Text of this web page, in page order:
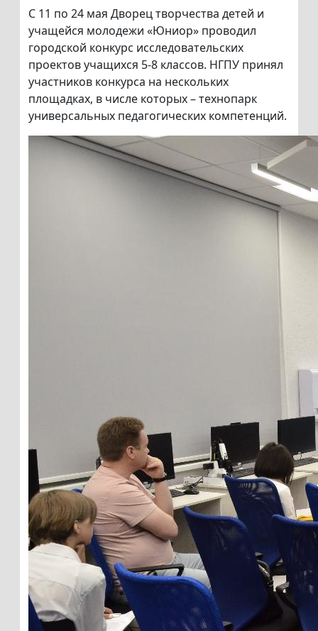
С 11 по 24 мая Дворец творчества детей и
учащейся молодежи «Юниор» проводил
городской конкурс исследовательских
проектов учащихся 5-8 классов. НГПУ принял
участников конкурса на нескольких
площадках, в числе которых – технопарк
универсальных педагогических компетенций.